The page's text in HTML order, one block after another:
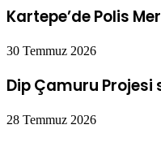
Kartepe’de Polis
30 Temmuz 2026
Dip Çamuru
28 Temmuz 2026